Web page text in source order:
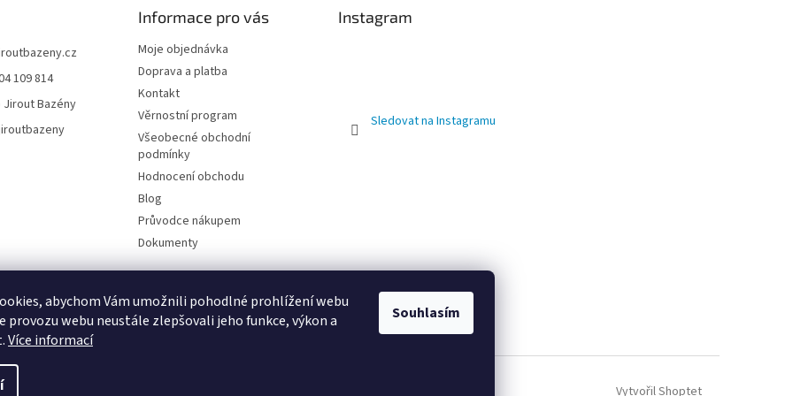
abychom Vám umožnili pohodlné prohlížení webu
provozu webu neustále zlepšovali jeho funkce, výkon a
Více informací
Souhlasím
109 814
Jirout Bazény
Informace pro vás
Moje objednávka
Doprava a platba
Kontakt
Věrnostní program
Všeobecné obchodní
podmínky
Hodnocení obchodu
Blog
Průvodce nákupem
Dokumenty
Instagram
Sledovat na Instagramu
Vytvořil Shoptet